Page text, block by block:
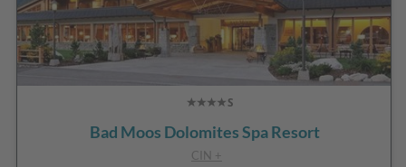
Bad Moos Dolomites Spa Resort
CIN +